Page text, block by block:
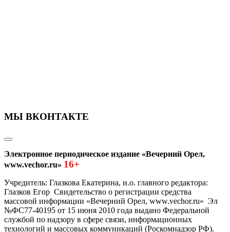
МЫ ВКОНТАКТЕ
Электронное периодическое издание «Вечерний Орел,
www.vechor.ru» 16+
Учредитель: Глазкова Екатерина, и.о. главного редактора:
Глазков Егор Свидетельство о регистрации средства
массовой информации «Вечерний Орел, www.vechor.ru» Эл
№ФС77-40195 от 15 июня 2010 года выдано Федеральной
службой по надзору в сфере связи, информационных
технологий и массовых коммуникаций (Роскомнадзор РФ).